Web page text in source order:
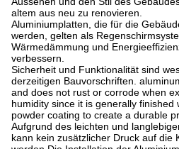
altem aus neu zu renovieren.
Aluminiumplatten, die für die
werden, gelten als
Wärmedämmung und
verbessern.
Sicherheit und Funktionalität sind
derzeitigen Bauvorschriften.
and does not rust or corrode when
humidity since it is generally finished
powder coating to create a durable
Aufgrund des leichten und
kann kein zusätzlicher Druck auf die